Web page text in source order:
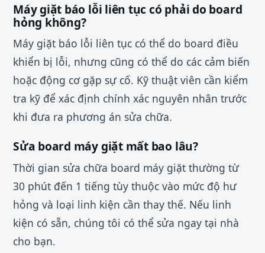
Máy giặt báo lỗi liên tục có phải do board
hỏng không?
Máy giặt báo lỗi liên tục có thể do board điều
khiển bị lỗi, nhưng cũng có thể do các cảm biến
hoặc động cơ gặp sự cố. Kỹ thuật viên cần kiểm
tra kỹ để xác định chính xác nguyên nhân trước
khi đưa ra phương án sửa chữa.
Sửa board máy giặt mất bao lâu?
Thời gian sửa chữa board máy giặt thường từ
30 phút đến 1 tiếng tùy thuộc vào mức độ hư
hỏng và loại linh kiện cần thay thế. Nếu linh
kiện có sẵn, chúng tôi có thể sửa ngay tại nhà
cho bạn.